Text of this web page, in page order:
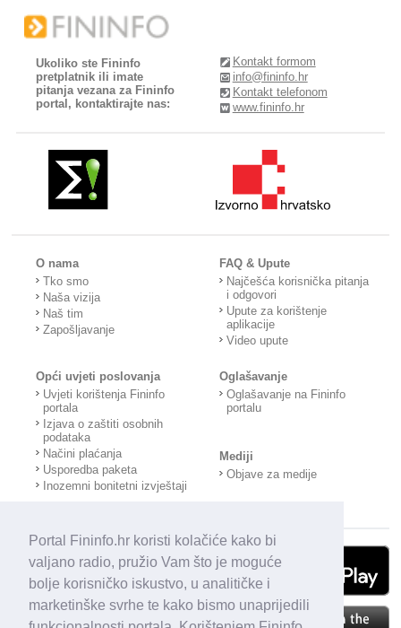
Portal Fininfo.hr koristi kolačiće kako bi
valjano radio, pružio Vam što je moguće
bolje korisničko iskustvo, u analitičke i
marketinške svrhe te kako bismo unaprijedili
Ukoliko ste Fininfo
pretplatnik ili imate
pitanja vezana za Fininfo
portal, kontaktirajte nas:
Kontakt formom
info@fininfo.hr
Kontakt telefonom
www.fininfo.hr
O nama
Tko smo
Naša vizija
Naš tim
Zapošljavanje
FAQ & Upute
Najčešća korisnička pitanja
i odgovori
Upute za korištenje
aplikacije
Video upute
Opći uvjeti poslovanja
Uvjeti korištenja Fininfo
portala
Izjava o zaštiti osobnih
podataka
Načini plaćanja
Usporedba paketa
Inozemni bonitetni izvještaji
Oglašavanje
Oglašavanje na Fininfo
portalu
Mediji
Objave za medije